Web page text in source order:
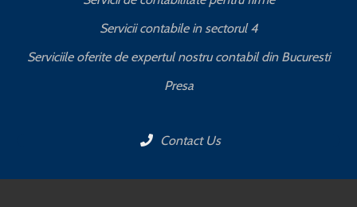
Servicii contabile in sectorul 4
Serviciile oferite de expertul nostru contabil din Bucuresti
Presa
Contact Us